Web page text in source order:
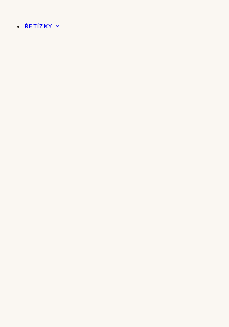
ŘETÍZKY